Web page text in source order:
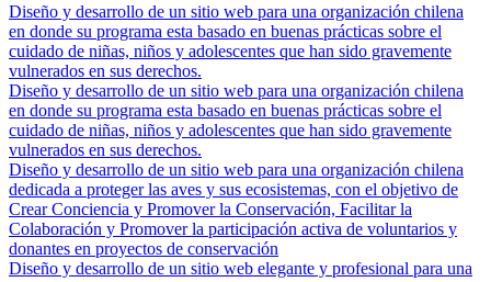
Diseño y desarrollo de un sitio web para una organización chilena
en donde su programa esta basado en buenas prácticas sobre el
cuidado de niñas, niños y adolescentes que han sido gravemente
vulnerados en sus derechos.
Diseño y desarrollo de un sitio web para una organización chilena
en donde su programa esta basado en buenas prácticas sobre el
cuidado de niñas, niños y adolescentes que han sido gravemente
vulnerados en sus derechos.
Diseño y desarrollo de un sitio web para una organización chilena
dedicada a proteger las aves y sus ecosistemas, con el objetivo de
Crear Conciencia y Promover la Conservación, Facilitar la
Colaboración y Promover la participación activa de voluntarios y
donantes en proyectos de conservación
Diseño y desarrollo de un sitio web elegante y profesional para una